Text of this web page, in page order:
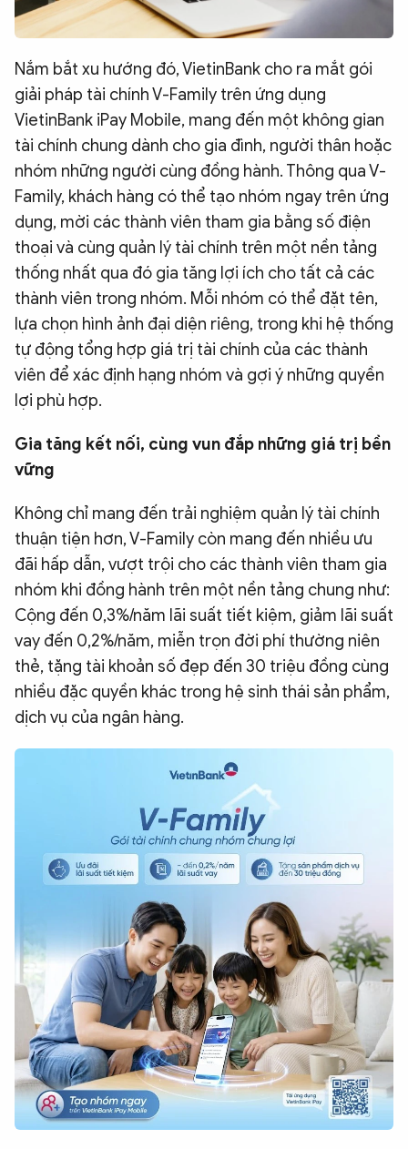
Nắm bắt xu hướng đó, VietinBank cho ra mắt gói
giải pháp tài chính V-Family trên ứng dụng
VietinBank iPay Mobile, mang đến một không gian
tài chính chung dành cho gia đình, người thân hoặc
nhóm những người cùng đồng hành. Thông qua V-
Family, khách hàng có thể tạo nhóm ngay trên ứng
dụng, mời các thành viên tham gia bằng số điện
thoại và cùng quản lý tài chính trên một nền tảng
thống nhất qua đó gia tăng lợi ích cho tất cả các
thành viên trong nhóm. Mỗi nhóm có thể đặt tên,
lựa chọn hình ảnh đại diện riêng, trong khi hệ thống
tự động tổng hợp giá trị tài chính của các thành
viên để xác định hạng nhóm và gợi ý những quyền
lợi phù hợp.
Gia tăng kết nối, cùng vun đắp những giá trị bền
vững
Không chỉ mang đến trải nghiệm quản lý tài chính
thuận tiện hơn, V-Family còn mang đến nhiều ưu
đãi hấp dẫn, vượt trội cho các thành viên tham gia
nhóm khi đồng hành trên một nền tảng chung như:
Cộng đến 0,3%/năm lãi suất tiết kiệm, giảm lãi suất
vay đến 0,2%/năm, miễn trọn đời phí thường niên
thẻ, tặng tài khoản số đẹp đến 30 triệu đồng cùng
nhiều đặc quyền khác trong hệ sinh thái sản phẩm,
dịch vụ của ngân hàng.